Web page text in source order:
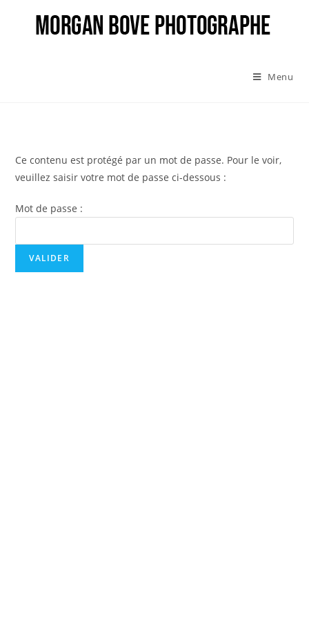
Menu
Ce contenu est protégé par un mot de passe. Pour le voir,
veuillez saisir votre mot de passe ci-dessous :
Mot de passe :